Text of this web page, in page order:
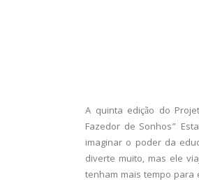
A quinta edição do
Fazedor de Sonhos”
imaginar o poder da
diverte muito, mas ele
tenham mais tempo para